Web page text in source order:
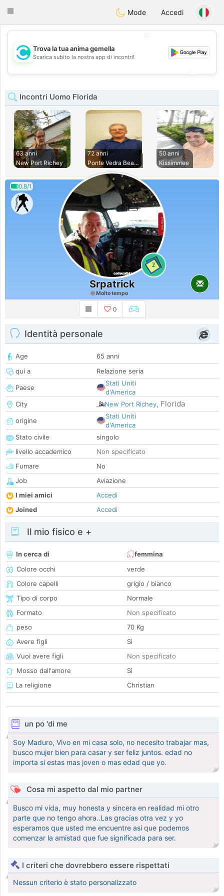
olombiaCitas
Toggle
Mode Accedi
💖
💕
Trova la tua anima gemella
Scarica subito la nostra app di incontri!
Incontri Uomo Florida
63 anni
New Port Richey
72 anni
Ponte Vedra Beach
50 anni
Kissimmee
0.8/1
2
Srpatrick
Molto tempo
0
Identità personale
Age
65 anni
qui a
Relazione seria
Paese
Stati Uniti
d'America
City
New Port Richey, Florida
origine
Stati Uniti
d'America
Stato civile
singolo
livello accademico
Non specificato
Fumare
No
Job
Aviazione
I miei amici
Accedi
Joined
Accedi
Il mio fisico e +
In cerca di
femmina
Colore occhi
verde
Colore capelli
grigio / bianco
Tipo di corpo
Normale
Formato
Non specificato
peso
70 Kg
Avere figli
Sì
Vuoi avere figli
Non specificato
Mosso dall'amore
Sì
La religione
Christian
un po 'di me
Soy Maduro, Vivo en mi casa solo, no necesito trabajar mas,
busco mujer bien para casar y ser feliz juntos. edad no
importa si estas mas joven o mas edad que yo.
Cosa mi aspetto dal mio partner
Busco mi vida, muy honesta y sincera en realidad mi otro
parte que no tengo ahora..Las gracias otra vez y yo
esperamos que usted me encuentre asi que podemos
comenzar la amistad que fue significada para ser.
I criteri che dovrebbero essere rispettati
Nessun criterio è stato personalizzato